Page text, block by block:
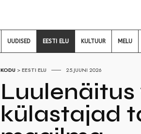
UUDISED EESTI ELU KULTUUR MELU
KODU >EESTI ELU 25.JUUNI 2026
külastajad